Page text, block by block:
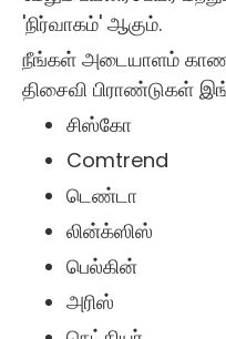
'நிர்வாகம்' ஆகும்.
நீங்கள் அடையாளம்
திசைவி பிராண்டுகள்
சிஸ்கோ
Comtrend
டெண்டா
லின்க்ஸிஸ்
பெல்கின்
அரிஸ்